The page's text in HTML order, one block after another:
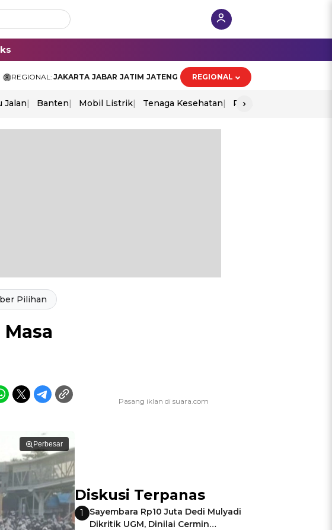
REGIONAL: JAKARTA JABAR JATIM JATENG REGIONAL
Jalan Banten Mobil Listrik Tenaga Kesehatan Perang As-Iran
›
Pilihan
Perbesar
Diskusi Terpanas
1
Sayembara Rp10 Juta Dedi Mulyadi
Dikritik UGM, Dinilai Cermin